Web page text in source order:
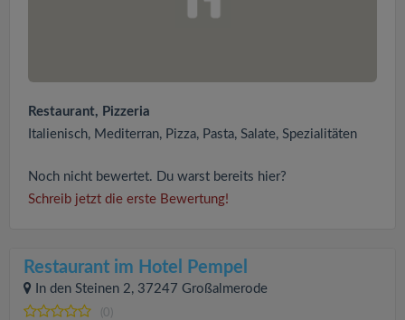
Restaurant, Pizzeria
Italienisch, Mediterran, Pizza, Pasta, Salate, Spezialitäten
Noch nicht bewertet. Du warst bereits hier?
Schreib jetzt die erste Bewertung!
Restaurant im Hotel Pempel
In den Steinen 2, 37247 Großalmerode
(0)